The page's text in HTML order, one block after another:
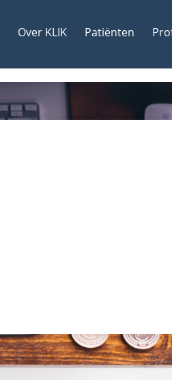
Over KLIK Patiënten